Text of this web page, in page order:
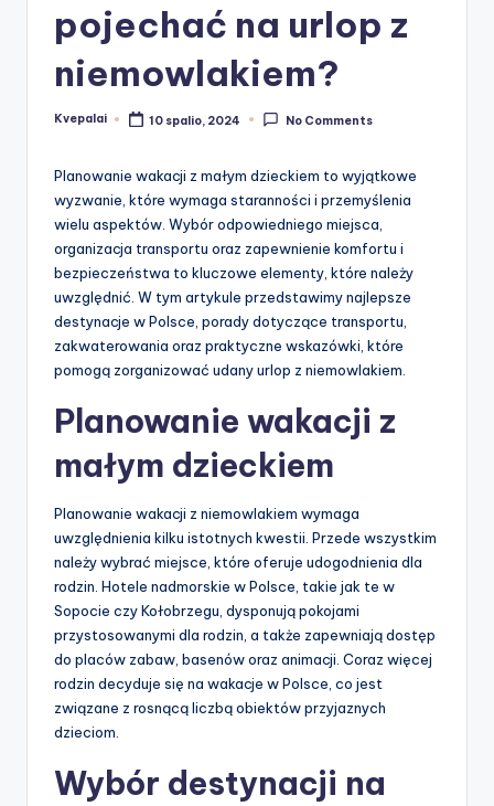
pojechać na urlop z
niemowlakiem?
Posted
Kvepalai 10 spalio, 2024 No Comments
Planowanie wakacji z małym dzieckiem to wyjątkowe
wyzwanie, które wymaga staranności i przemyślenia
wielu aspektów. Wybór odpowiedniego miejsca,
organizacja transportu oraz zapewnienie komfortu i
bezpieczeństwa to kluczowe elementy, które należy
uwzględnić. W tym artykule przedstawimy najlepsze
destynacje w Polsce, porady dotyczące transportu,
zakwaterowania oraz praktyczne wskazówki, które
pomogą zorganizować udany urlop z niemowlakiem.
Planowanie wakacji z
małym dzieckiem
Planowanie wakacji z niemowlakiem wymaga
uwzględnienia kilku istotnych kwestii. Przede wszystkim
należy wybrać miejsce, które oferuje udogodnienia dla
rodzin. Hotele nadmorskie w Polsce, takie jak te w
Sopocie czy Kołobrzegu, dysponują pokojami
przystosowanymi dla rodzin, a także zapewniają dostęp
do placów zabaw, basenów oraz animacji. Coraz więcej
rodzin decyduje się na wakacje w Polsce, co jest
związane z rosnącą liczbą obiektów przyjaznych
dzieciom.
Wybór destynacji na